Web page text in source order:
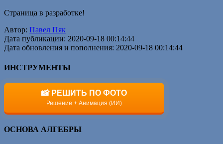
Страница в разработке!
Автор: Павел Пяк
Дата публикации: 2020-09-18 00:14:44
Дата обновления и пополнения: 2020-09-18 00:14:44
ИНСТРУМЕНТЫ
📸 РЕШИТЬ ПО ФОТО
Решение + Анимация (ИИ)
ОСНОВА АЛГЕБРЫ